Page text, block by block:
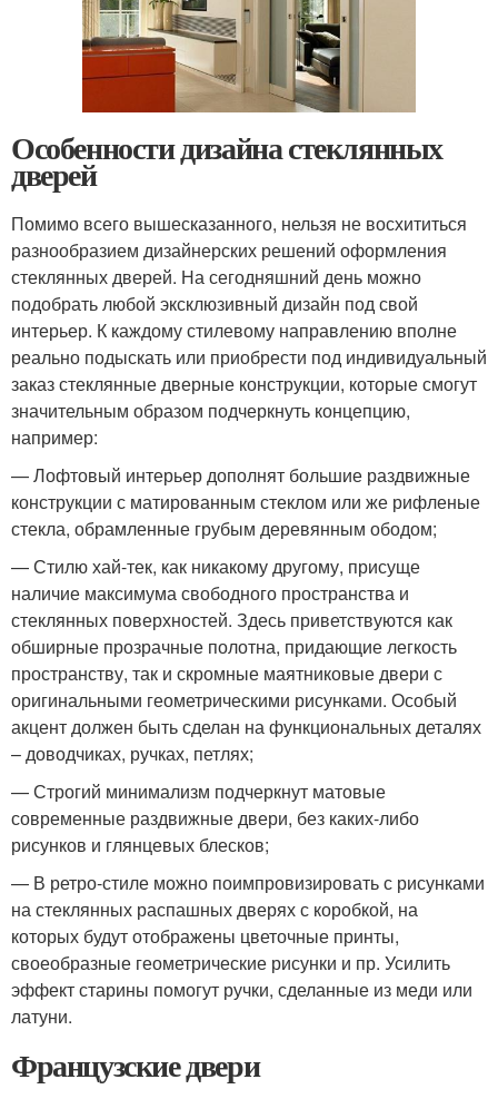
Особенности дизайна стеклянных
дверей
Помимо всего вышесказанного, нельзя не восхититься
разнообразием дизайнерских решений оформления
стеклянных дверей. На сегодняшний день можно
подобрать любой эксклюзивный дизайн под свой
интерьер. К каждому стилевому направлению вполне
реально подыскать или приобрести под индивидуальный
заказ стеклянные дверные конструкции, которые смогут
значительным образом подчеркнуть концепцию,
например:
— Лофтовый интерьер дополнят большие раздвижные
конструкции с матированным стеклом или же рифленые
стекла, обрамленные грубым деревянным ободом;
— Стилю хай-тек, как никакому другому, присуще
наличие максимума свободного пространства и
стеклянных поверхностей. Здесь приветствуются как
обширные прозрачные полотна, придающие легкость
пространству, так и скромные маятниковые двери с
оригинальными геометрическими рисунками. Особый
акцент должен быть сделан на функциональных деталях
– доводчиках, ручках, петлях;
— Строгий минимализм подчеркнут матовые
современные раздвижные двери, без каких-либо
рисунков и глянцевых блесков;
— В ретро-стиле можно поимпровизировать с рисунками
на стеклянных распашных дверях с коробкой, на
которых будут отображены цветочные принты,
своеобразные геометрические рисунки и пр. Усилить
эффект старины помогут ручки, сделанные из меди или
латуни.
Французские двери